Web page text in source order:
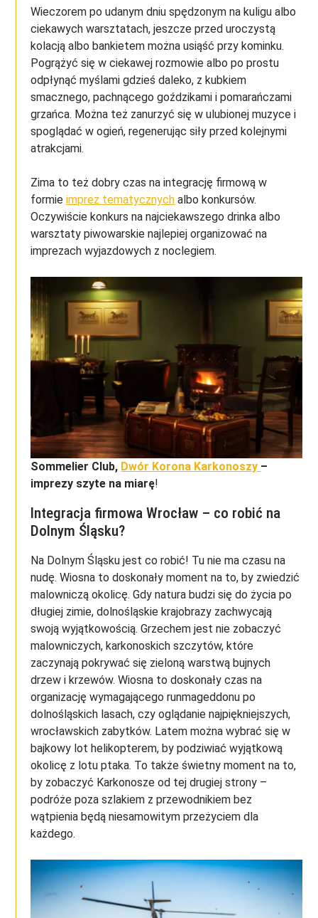
Wieczorem po udanym dniu spędzonym na kuligu albo
ciekawych warsztatach, jeszcze przed uroczystą
kolacją albo bankietem można usiąść przy kominku.
Pogrążyć się w ciekawej rozmowie albo po prostu
odpłynąć myślami gdzieś daleko, z kubkiem
smacznego, pachnącego goździkami i pomarańczami
grzańca. Można też zanurzyć się w ulubionej muzyce i
spoglądać w ogień, regenerując siły przed kolejnymi
atrakcjami.
Zima to też dobry czas na integrację firmową w
formieimprez tematycznych albo konkursów.
Oczywiście konkurs na najciekawszego drinka albo
warsztaty piwowarskie najlepiej organizować na
imprezach wyjazdowych z noclegiem.
Sommelier Club, Dwór Korona Karkonoszy –
imprezy szyte na miarę!
Integracja firmowa Wrocław – co robić na
Dolnym Śląsku?
Na Dolnym Śląsku jest co robić! Tu nie ma czasu na
nudę. Wiosna to doskonały moment na to, by zwiedzić
malowniczą okolicę. Gdy natura budzi się do życia po
długiej zimie, dolnośląskie krajobrazy zachwycają
swoją wyjątkowością. Grzechem jest nie zobaczyć
malowniczych, karkonoskich szczytów, które
zaczynają pokrywać się zieloną warstwą bujnych
drzew i krzewów. Wiosna to doskonały czas na
organizację wymagającego runmageddonu po
dolnośląskich lasach, czy oglądanie najpiękniejszych,
wrocławskich zabytków. Latem można wybrać się w
bajkowy lot helikopterem, by podziwiać wyjątkową
okolicę z lotu ptaka. To także świetny moment na to,
by zobaczyć Karkonosze od tej drugiej strony –
podróże poza szlakiem z przewodnikiem bez
wątpienia będą niesamowitym przeżyciem dla
każdego.